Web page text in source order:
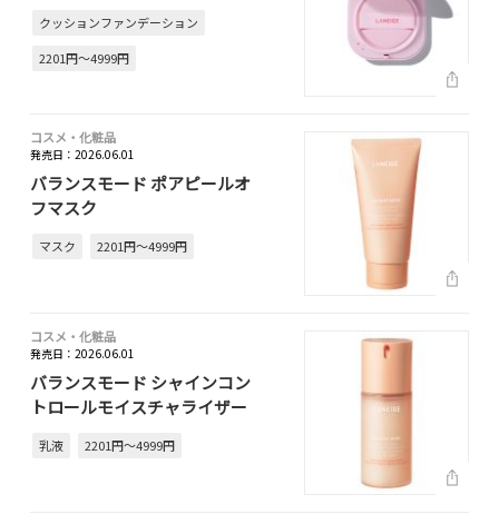
クッションファンデーション
2201円～4999円
コスメ・化粧品
発売日：2026.06.01
バランスモード ポアピールオ
フマスク
マスク 2201円～4999円
コスメ・化粧品
発売日：2026.06.01
バランスモード シャインコン
トロールモイスチャライザー
乳液 2201円～4999円